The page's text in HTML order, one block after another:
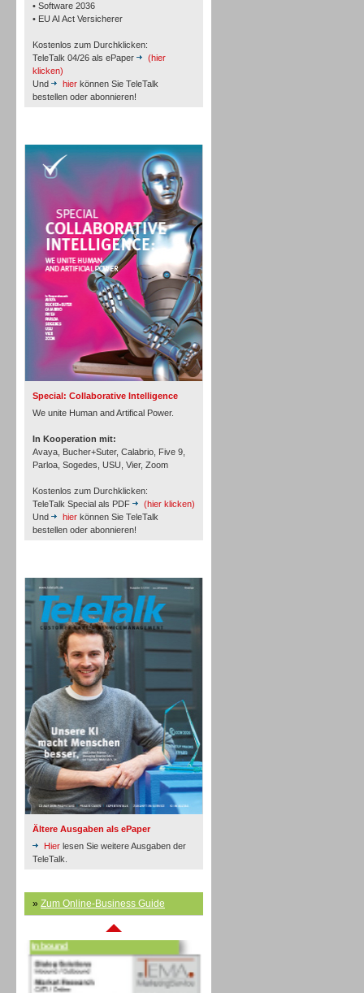
• Software 2036
• EU AI Act Versicherer
Kostenlos zum Durchklicken:
TeleTalk 04/26 als ePaper
(hier
klicken)
Und
hier können Sie TeleTalk
bestellen oder abonnieren!
Special: Collaborative Intelligence
We unite Human and Artifical Power.
In Kooperation mit:
Avaya, Bucher+Suter, Calabrio, Five 9,
Parloa, Sogedes, USU, Vier, Zoom
Kostenlos zum Durchklicken:
TeleTalk Special als PDF
(hier klicken)
Und
hier können Sie TeleTalk
bestellen oder abonnieren!
Ältere Ausgaben als ePaper
Hier lesen Sie weitere Ausgaben der
TeleTalk.
» Zum Online-Business Guide
Workforce-Management
Personal
Inbound
Inbound
Inbound